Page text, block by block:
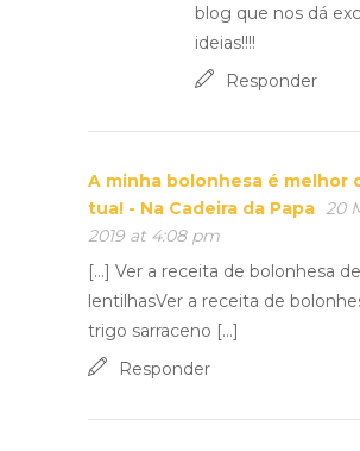
blog que nos dá
ideias!!!!
Responder
A minha bolonhesa é melhor
tua! - Na Cadeira da Papa 20
2019 at 4:08 pm
[…] Ver a receita de bolonhesa de
lentilhasVer a receita de
trigo sarraceno […]
Responder